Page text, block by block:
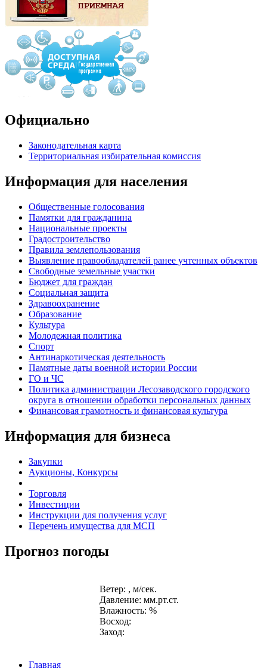
Официально
Законодательная карта
Территориальная избирательная комиссия
Информация для населения
Общественные голосования
Памятки для гражданина
Национальные проекты
Градостроительство
Правила землепользования
Выявление правообладателей ранее учтенных объектов
Свободные земельные участки
Бюджет для граждан
Социальная защита
Здравоохранение
Образование
Культура
Молодежная политика
Спорт
Антинаркотическая деятельность
Памятные даты военной истории России
ГО и ЧС
Политика администрации Лесозаводского городского
округа в отношении обработки персональных данных
Финансовая грамотность и финансовая культура
Информация для бизнеса
Закупки
Аукционы, Конкурсы
Торговля
Инвестиции
Инструкции для получения услуг
Перечень имущества для МСП
Прогноз погоды
Ветер: , м/сек.
Давление: мм.рт.ст.
Влажность: %
Восход:
Заход:
Главная